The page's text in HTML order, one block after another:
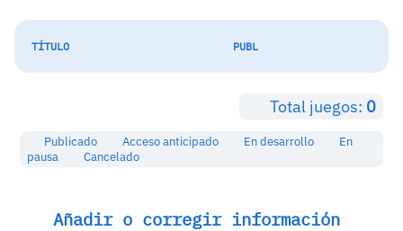
TÍTULO PUBL
Total juegos: 0
Publicado Acceso anticipado En desarrollo
En
pausa
Cancelado
Añadir o corregir información